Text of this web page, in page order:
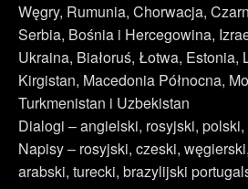
Węgry, Rumunia, Chorwacja,
Serbia, Bośnia i Hercegowina,
Ukraina, Białoruś, Łotwa, Estonia,
Kirgistan, Macedonia Północna,
Turkmenistan i Uzbekistan
Dialogi – angielski, rosyjski,
Napisy – rosyjski, czeski,
arabski, turecki, brazylijski